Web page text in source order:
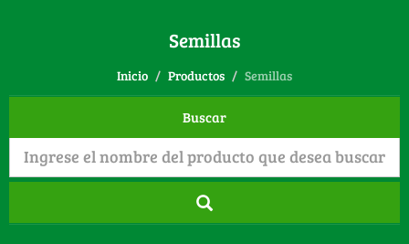
Semillas
Inicio Productos Semillas
Buscar